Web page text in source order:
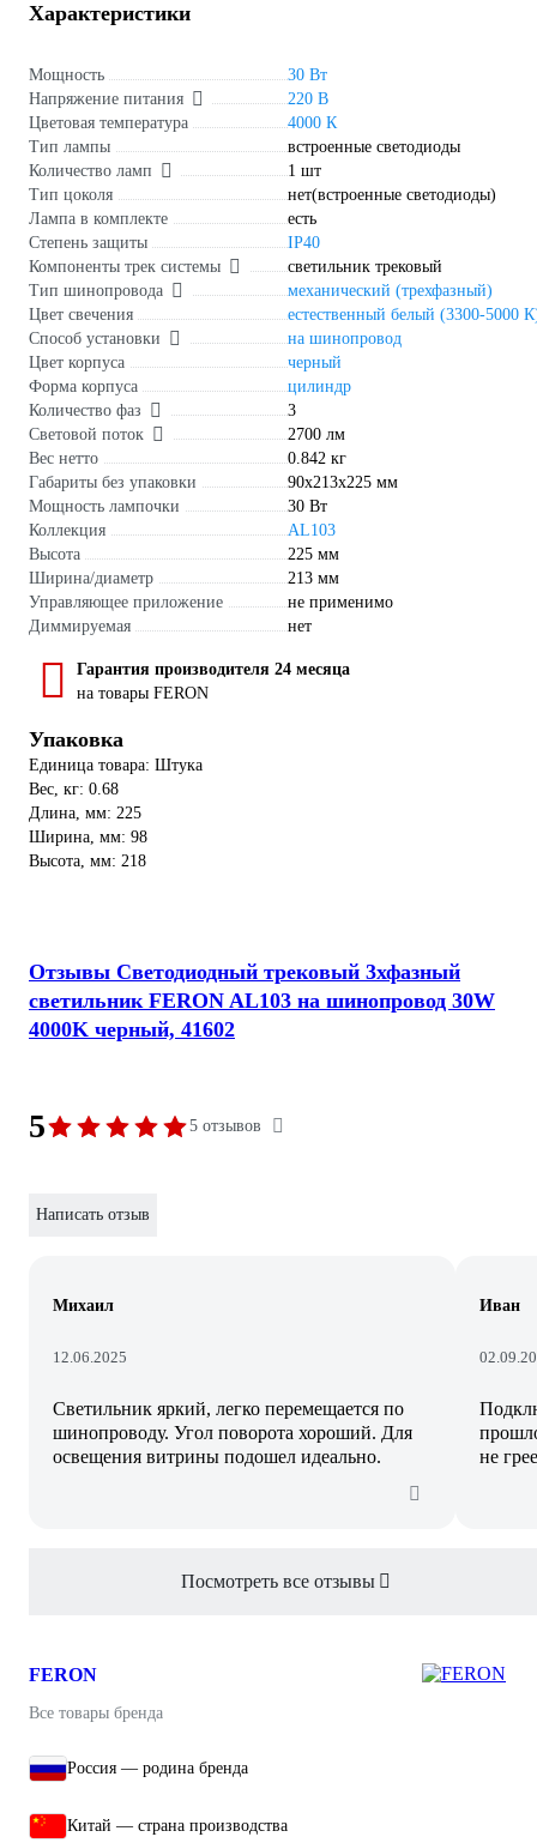
Характеристики
Мощность
30 Вт
Напряжение питания
220 В
Цветовая температура
4000 К
Тип лампы
встроенные светодиоды
Количество ламп
1 шт
Тип цоколя
нет(встроенные светодиоды)
Лампа в комплекте
есть
Степень защиты
IP40
Компоненты трек системы
светильник трековый
Тип шинопровода
механический (трехфазный)
Цвет свечения
естественный белый (3300-5000
Способ установки
на шинопровод
Цвет корпуса
черный
Форма корпуса
цилиндр
Количество фаз
3
Световой поток
2700 лм
Вес нетто
0.842 кг
Габариты без упаковки
90х213х225 мм
Мощность лампочки
30 Вт
Коллекция
AL103
Высота
225 мм
Ширина/диаметр
213 мм
Управляющее приложение
не применимо
Диммируемая
нет
Гарантия производителя 24 месяца
на товары FERON
Упаковка
Единица товара: Штука
Вес, кг: 0.68
Длина, мм: 225
Ширина, мм: 98
Высота, мм: 218
Отзывы Светодиодный трековый 3хфазный
светильник FERON AL103 на шинопровод 30W
4000K черный, 41602
5 5 отзывов
Написать отзыв
Михаил
12.06.2025
Светильник яркий, легко перемещается по
шинопроводу. Угол поворота хороший. Для
освещения витрины подошел идеально.
Иван
не
Посмотреть все отзывы
FERON
Все товары бренда
Россия — родина бренда
Китай — страна производства